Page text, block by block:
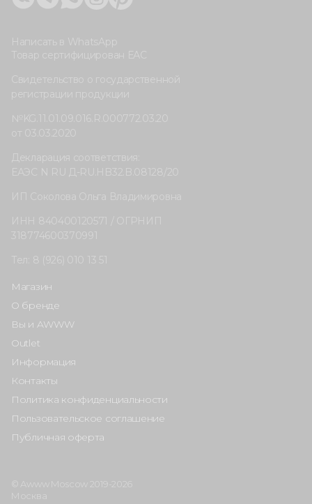
Магазин
О бренде
Вы и AWWW
Outlet
Информация
Контакты
Политика конфиденциальности
Пользовательское соглашение
Публичная оферта